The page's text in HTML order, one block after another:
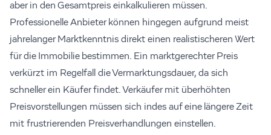
aber in den Gesamtpreis einkalkulieren müssen.
Professionelle Anbieter können hingegen aufgrund meist
jahrelanger Marktkenntnis direkt einen realistischeren Wert
für die Immobilie bestimmen. Ein marktgerechter Preis
verkürzt im Regelfall die Vermarktungsdauer, da sich
schneller ein Käufer findet. Verkäufer mit überhöhten
Preisvorstellungen müssen sich indes auf eine längere Zeit
mit frustrierenden Preisverhandlungen einstellen.